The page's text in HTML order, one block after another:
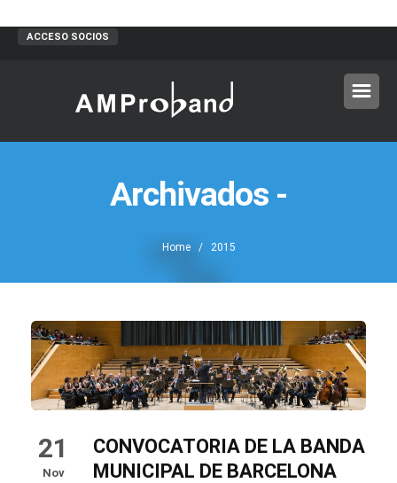
ACCESO SOCIOS
Archivados -
Home/ 2015
21
Nov
CONVOCATORIA DE LA BANDA
MUNICIPAL DE BARCELONA